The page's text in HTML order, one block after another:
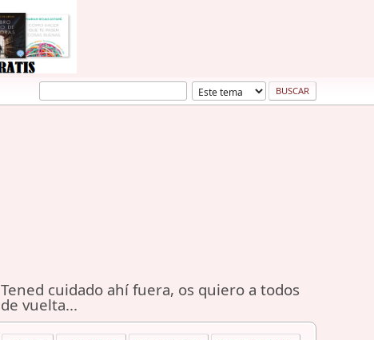
Tened cuidado ahí fuera, os quiero a todos
de vuelta...